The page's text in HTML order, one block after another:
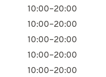
10:00–20:00
10:00–20:00
10:00–20:00
10:00–20:00
10:00–20:00